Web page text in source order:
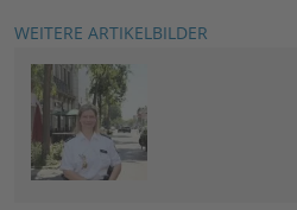
WEITERE ARTIKELBILDER